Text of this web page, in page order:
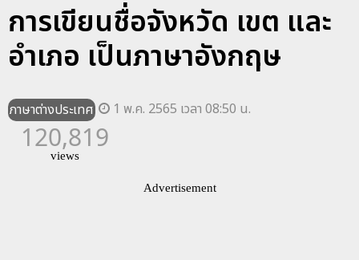
การเขียนชื่อจังหวัด เขต และ
อำเภอ เป็นภาษาอังกฤษ
ภาษาต่างประเทศ 1 พ.ค. 2565 เวลา 08:50 น.
120,819
views
Advertisement